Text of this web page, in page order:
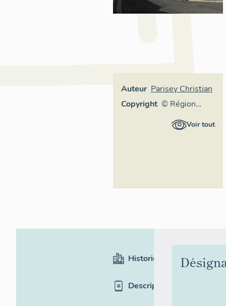
Auteur Parisey Christian
Copyright © Région
Auvergne-Voir tout
Historique
Description